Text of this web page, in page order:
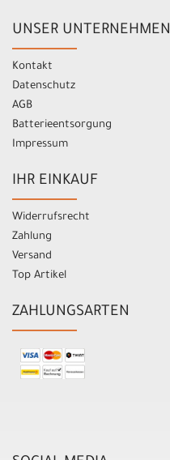
UNSER UNTERNEHMEN
Kontakt
Datenschutz
AGB
Batterieentsorgung
Impressum
IHR EINKAUF
Widerrufsrecht
Zahlung
Versand
Top Artikel
ZAHLUNGSARTEN